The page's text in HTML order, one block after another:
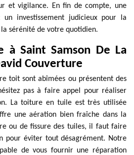
et vigilance. En fin de compte, une
un investissement judicieux pour la
sérénité de votre quotidien.
à Saint Samson De La
Couverture
toit sont abîmées ou présentent des
pas à faire appel pour réaliser
La toiture en tuile est très utilisée
une aération bien fraîche dans la
ou de fissure des tuiles, il faut faire
pour éviter tout désagrément. Notre
de vous fournir une réparation